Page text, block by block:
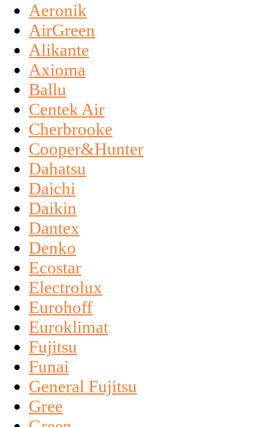
Aeronik
AirGreen
Alikante
Axioma
Ballu
Centek Air
Cherbrooke
Cooper&Hunter
Dahatsu
Daichi
Daikin
Dantex
Denko
Ecostar
Electrolux
Eurohoff
Euroklimat
Fujitsu
Funai
General Fujitsu
Gree